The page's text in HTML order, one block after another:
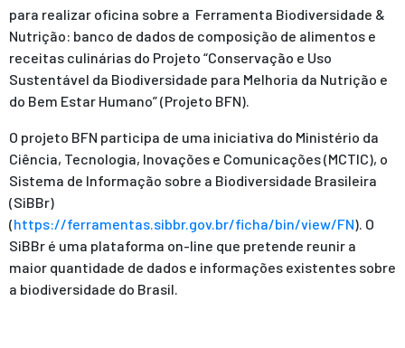
para realizar oficina sobre a Ferramenta Biodiversidade &
Nutrição: banco de dados de composição de alimentos e
receitas culinárias do Projeto “Conservação e Uso
Sustentável da Biodiversidade para Melhoria da Nutrição e
do Bem Estar Humano” (Projeto BFN).
O projeto BFN participa de uma iniciativa do Ministério da
Ciência, Tecnologia, Inovações e Comunicações (MCTIC), o
Sistema de Informação sobre a Biodiversidade Brasileira
(SiBBr)
(https://ferramentas.sibbr.gov.br/ficha/bin/view/FN). O
SiBBr é uma plataforma on-line que pretende reunir a
maior quantidade de dados e informações existentes sobre
a biodiversidade do Brasil.